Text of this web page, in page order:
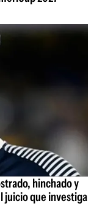
hinchado y
juicio que investiga